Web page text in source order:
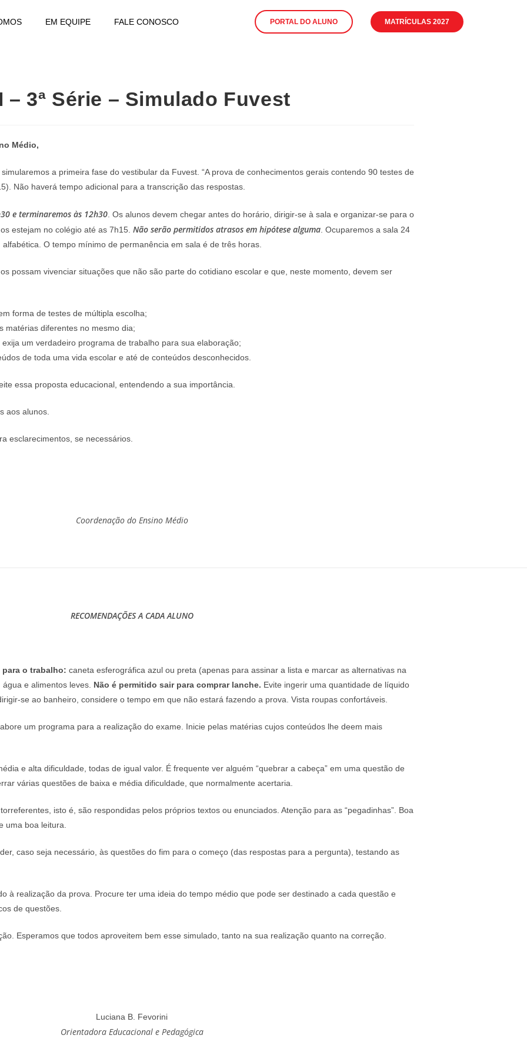
EM EQUIPE FALE CONOSCO PORTAL DO ALUNO MATRÍCULAS 2027
– 3ª Série – Simulado Fuvest
Médio,
a primeira fase do vestibular da Fuvest. “A prova de conhecimentos gerais contendo 90 testes de
Não haverá tempo adicional para a transcrição das respostas.
e terminaremos às 12h30 . Os alunos devem chegar antes do horário, dirigir-se à sala e organizar-se para o
estejam no colégio até as 7h15. Não serão permitidos atrasos em hipótese alguma . Ocuparemos a sala 24
O tempo mínimo de permanência em sala é de três horas.
possam vivenciar situações que não são parte do cotidiano escolar e que, neste momento, devem ser
forma de testes de múltipla escolha;
matérias diferentes no mesmo dia;
um verdadeiro programa de trabalho para sua elaboração;
de toda uma vida escolar e até de conteúdos desconhecidos.
essa proposta educacional, entendendo a sua importância.
aos alunos.
esclarecimentos, se necessários.
Coordenação do Ensino Médio
RECOMENDAÇÕES A CADA ALUNO
para o trabalho: caneta esferográfica azul ou preta (apenas para assinar a lista e marcar as alternativas na
e alimentos leves. Não é permitido sair para comprar lanche. Evite ingerir uma quantidade de líquido
se ao banheiro, considere o tempo em que não estará fazendo a prova. Vista roupas confortáveis.
um programa para a realização do exame. Inicie pelas matérias cujos conteúdos lhe deem mais
e alta dificuldade, todas de igual valor. É frequente ver alguém “quebrar a cabeça” em uma questão de
várias questões de baixa e média dificuldade, que normalmente acertaria.
isto é, são respondidas pelos próprios textos ou enunciados. Atenção para as “pegadinhas”. Boa
uma boa leitura.
caso seja necessário, às questões do fim para o começo (das respostas para a pergunta), testando as
à realização da prova. Procure ter uma ideia do tempo médio que pode ser destinado a cada questão e
de questões.
Esperamos que todos aproveitem bem esse simulado, tanto na sua realização quanto na correção.
Luciana B. Fevorini
Orientadora Educacional e Pedagógica